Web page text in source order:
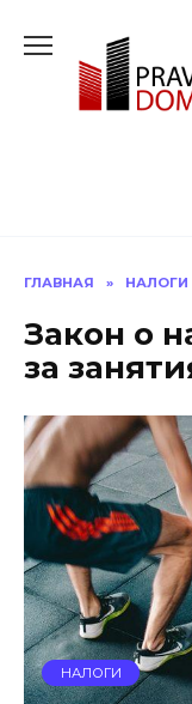
содержанию
ГЛАВНАЯ » НАЛОГИ
Закон о
за
НАЛОГИ